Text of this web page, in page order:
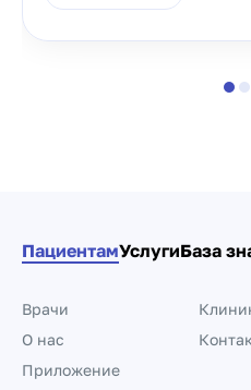
ПациентамУслугиБаза
Врачи
О нас
Приложение